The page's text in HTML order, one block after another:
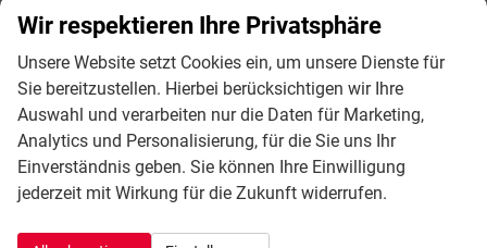
T-Roc
T7 California
T7 Caravelle
T7 Multivan
Taigo
Transporter Kastenwagen
Wir respektieren Ihre Privatsphäre
Unsere Website setzt Cookies ein, um unsere Dienste für
Sie bereitzustellen. Hierbei berücksichtigen wir Ihre
Auswahl und verarbeiten nur die Daten für Marketing,
Analytics und Personalisierung, für die Sie uns Ihr
Einverständnis geben. Sie können Ihre Einwilligung
jederzeit mit Wirkung für die Zukunft widerrufen.